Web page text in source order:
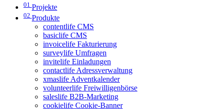
01 Projekte
02 Produkte
contentlife CMS
basiclife CMS
invoicelife Fakturierung
surveylife Umfragen
invitelife Einladungen
contactlife Adressverwaltung
xmaslife Adventkalender
volunteerlife Freiwilligenbörse
saleslife B2B-Marketing
cookielife Cookie-Banner